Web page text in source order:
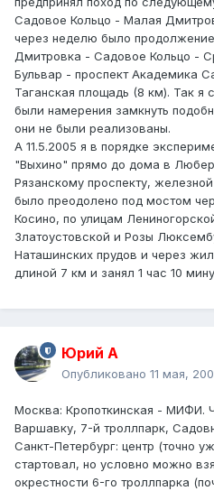
Садовое Кольцо - Малая
через неделю было
Дмитровка - Садовое Кольцо -
Бульвар - проспект Академика
Таганская площадь (8 км). Так я
были намерения замкнуть
они не были реализованы.
А 11.5.2005 я в порядке
"Выхино" прямо до дома в
Рязанскому проспекту,
было преодолено под мостом
Косино, по улицам
Златоустовской и Розы
Наташинских прудов и через
длиной 7 км и занял 1 час 10
Юрий А
Опубликовано 11 мая,
Москва: Кропоткинская - МИФИ.
Варшавку, 7-й троллпарк,
Санкт-Петербург: центр (точно
стартовал, но условно можно
окрестности 6-го троллпарка